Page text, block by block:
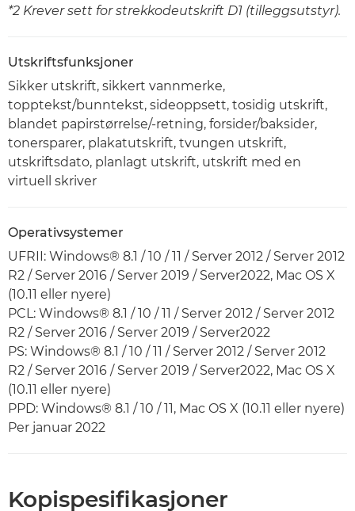
*2 Krever sett for strekkodeutskrift D1 (tilleggsutstyr).
Utskriftsfunksjoner
Sikker utskrift, sikkert vannmerke,
topptekst/bunntekst, sideoppsett, tosidig utskrift,
blandet papirstørrelse/-retning, forsider/baksider,
tonersparer, plakatutskrift, tvungen utskrift,
utskriftsdato, planlagt utskrift, utskrift med en
virtuell skriver
Operativsystemer
UFRII: Windows® 8.1 / 10 / 11 / Server 2012 / Server 2012
R2 / Server 2016 / Server 2019 / Server2022, Mac OS X
(10.11 eller nyere)
PCL: Windows® 8.1 / 10 / 11 / Server 2012 / Server 2012
R2 / Server 2016 / Server 2019 / Server2022
PS: Windows® 8.1 / 10 / 11 / Server 2012 / Server 2012
R2 / Server 2016 / Server 2019 / Server2022, Mac OS X
(10.11 eller nyere)
PPD: Windows® 8.1 / 10 / 11, Mac OS X (10.11 eller nyere)
Per januar 2022
Kopispesifikasjoner